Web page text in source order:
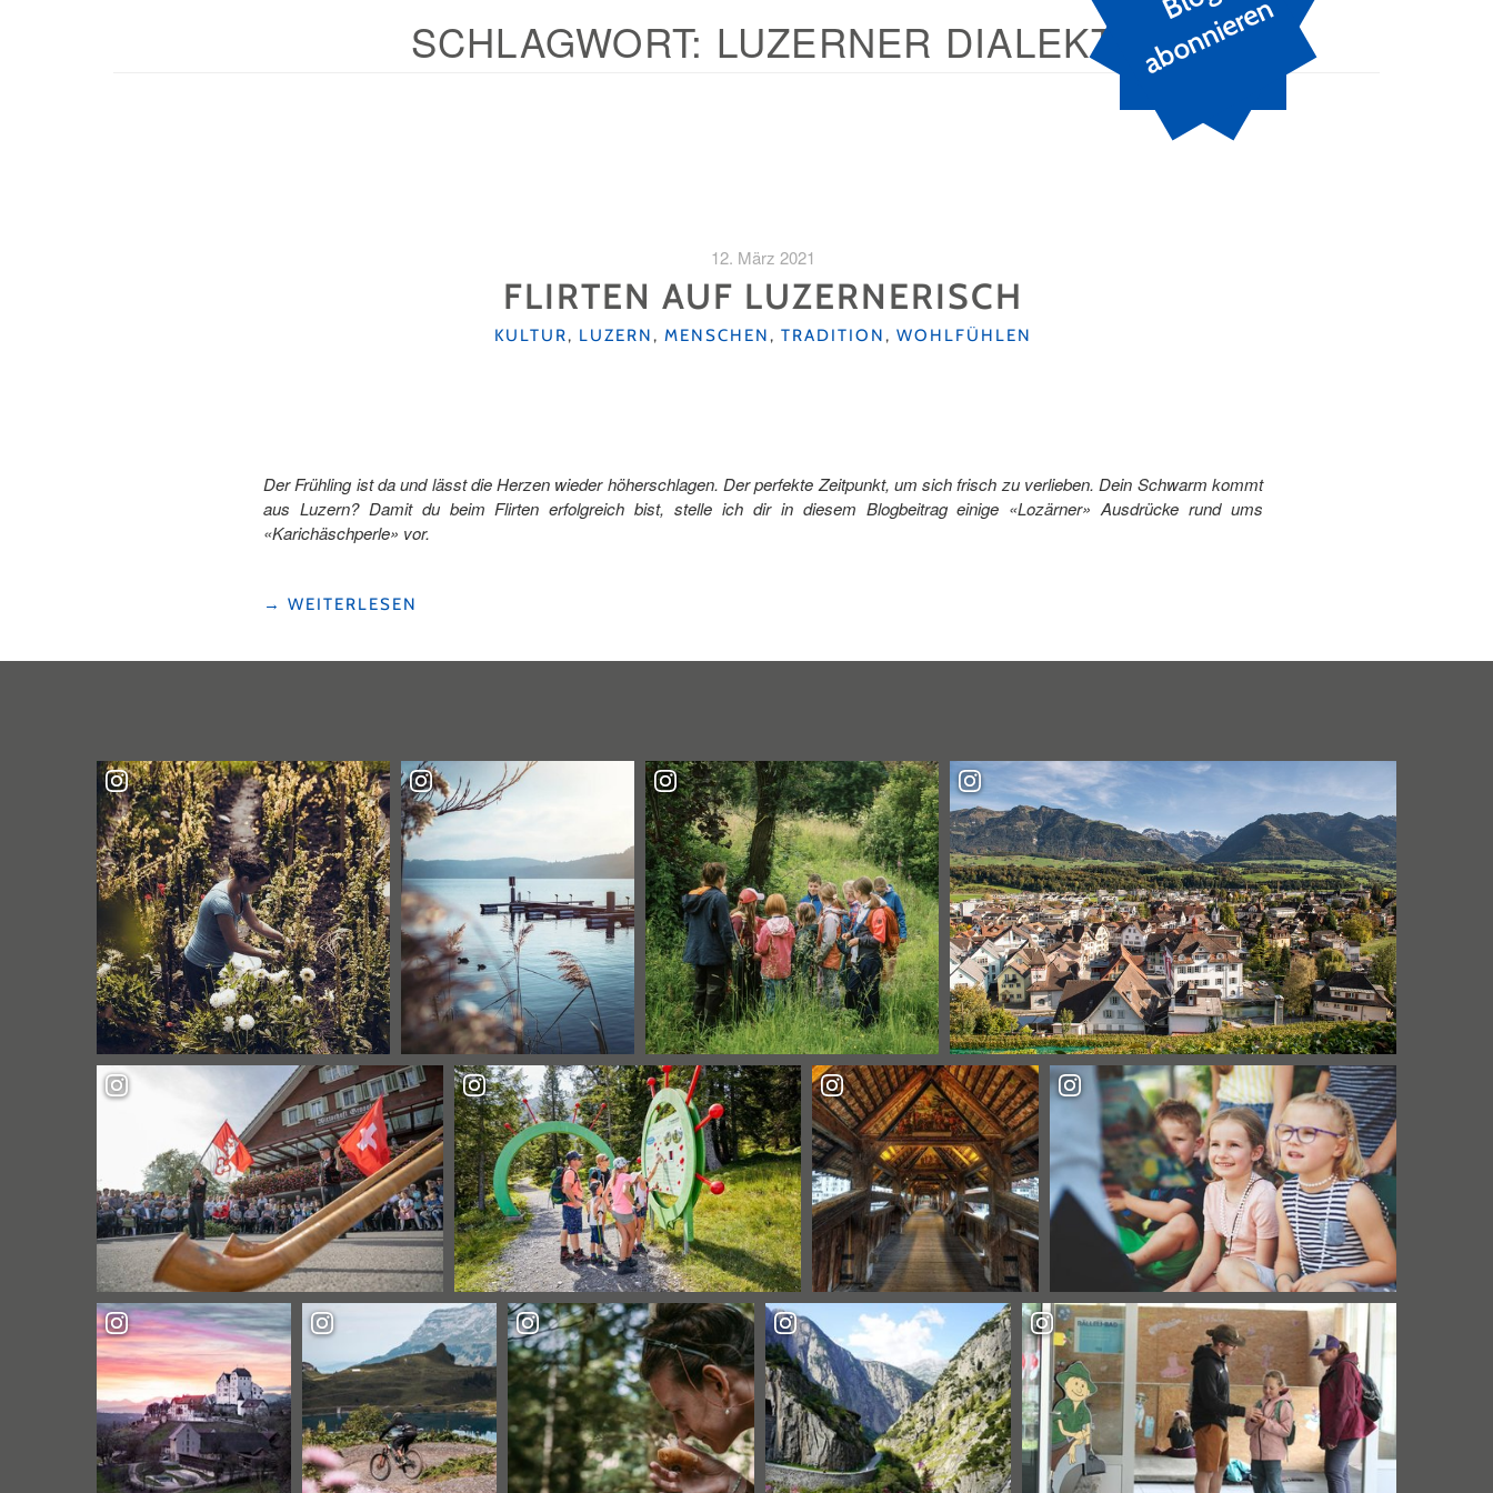
n
SCHLAGWORT: LUZERNER DIALEKT
12. März 2021
FLIRTEN AUF LUZERNERISCH
KATEGORIEN
KULTUR, LUZERN, MENSCHEN, TRADITION, WOHLFÜHLEN
Der Frühling ist da und lässt die Herzen wieder höherschlagen. Der perfekte Zeitpunkt, um sich frisch zu verlieben. Dein Schwarm kommt
aus Luzern? Damit du beim Flirten erfolgreich bist, stelle ich dir in diesem Blogbeitrag einige «Lozärner» Ausdrücke rund ums
«Karichäschperle» vor.
"FLIRTEN
→ WEITERLESEN